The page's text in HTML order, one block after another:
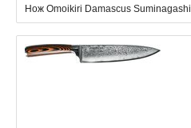
Нож Omoikiri Damascus Suminagashi